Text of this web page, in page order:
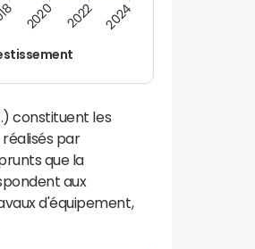
2020 2022 2024
constituent les
par
que la
aux
d'équipement,